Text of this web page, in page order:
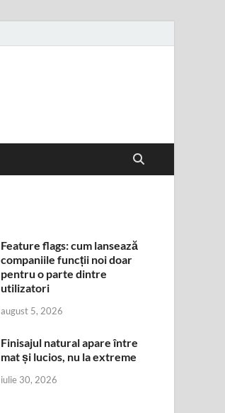
Feature flags: cum lansează
companiile funcții noi doar
pentru o parte dintre
utilizatori
august 5, 2026
Finisajul natural apare între
mat și lucios, nu la extreme
iulie 30, 2026